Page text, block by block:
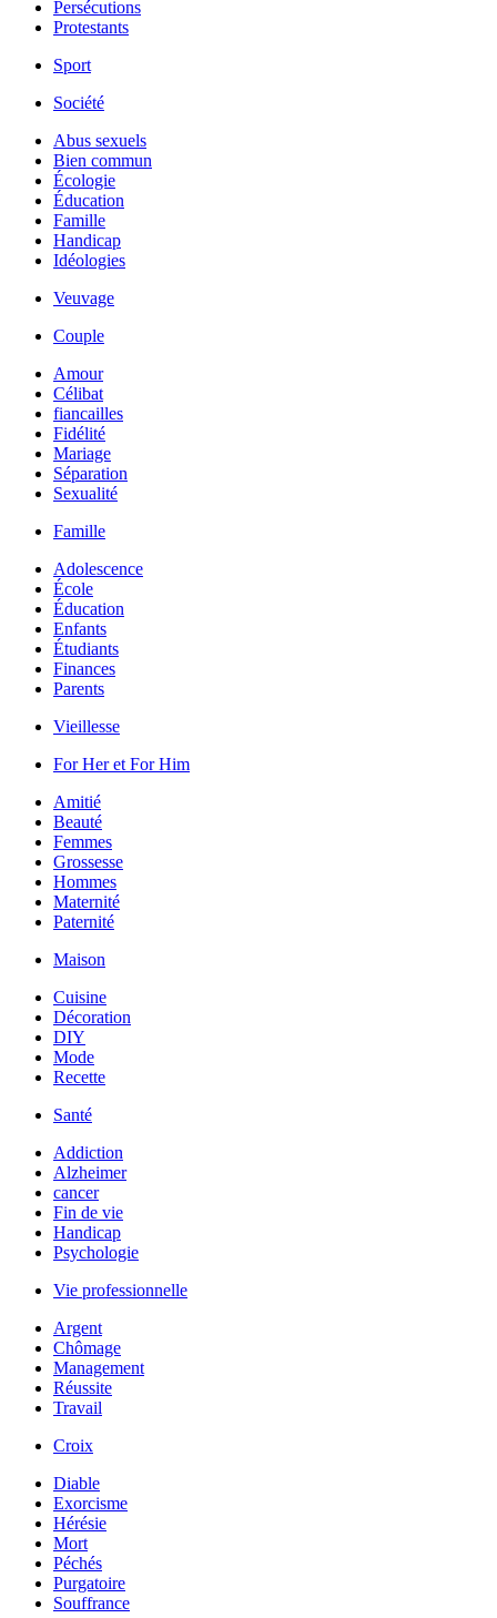
Persécutions
Protestants
Sport
Société
Abus sexuels
Bien commun
Écologie
Éducation
Famille
Handicap
Idéologies
Veuvage
Couple
Amour
Célibat
fiancailles
Fidélité
Mariage
Séparation
Sexualité
Famille
Adolescence
École
Éducation
Enfants
Étudiants
Finances
Parents
Vieillesse
For Her et For Him
Amitié
Beauté
Femmes
Grossesse
Hommes
Maternité
Paternité
Maison
Cuisine
Décoration
DIY
Mode
Recette
Santé
Addiction
Alzheimer
cancer
Fin de vie
Handicap
Psychologie
Vie professionnelle
Argent
Chômage
Management
Réussite
Travail
Croix
Diable
Exorcisme
Hérésie
Mort
Péchés
Purgatoire
Souffrance